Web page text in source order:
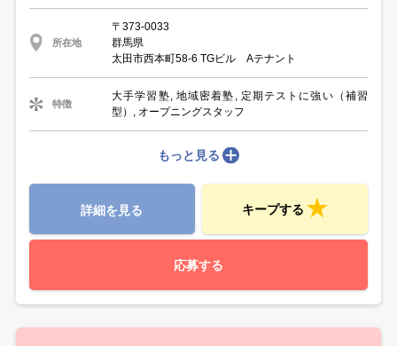
所在地
〒373-0033
群馬県
太田市西本町58-6 TGビル Aテナント
特徴
大手学習塾, 地域密着塾, 定期テストに強い（補習
型）, オープニングスタッフ
もっと見る
詳細を見る キープする
応募する